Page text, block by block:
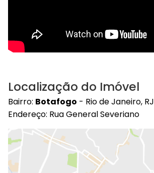
Localização do Imóvel
Bairro: Botafogo - Rio de Janeiro, RJ
Endereço: Rua General Severiano